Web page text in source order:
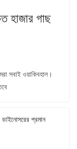
হাজার গাছ
সবাই ওয়াকিবহাল।
প্রমান